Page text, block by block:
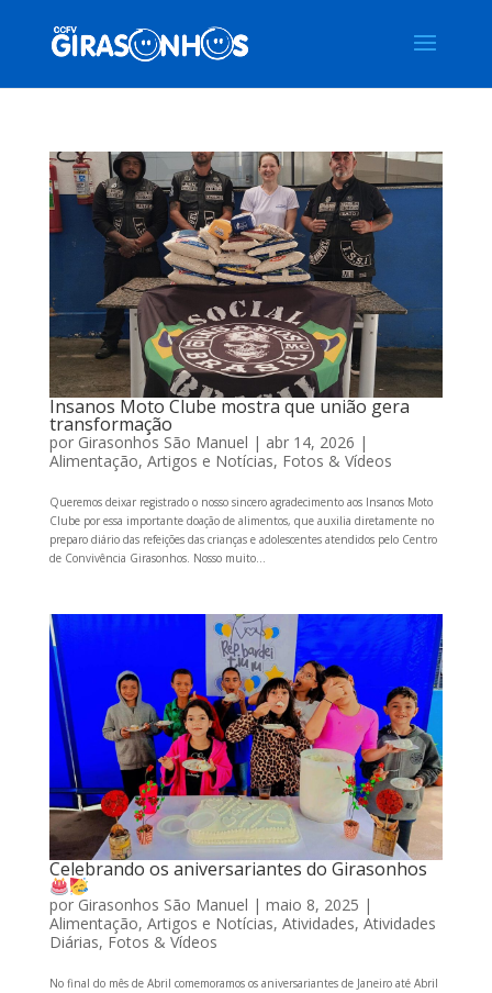
Insanos Moto Clube mostra que união gera
transformação
por Girasonhos São Manuel | abr 14, 2026 |
Alimentação, Artigos e Notícias, Fotos & Vídeos
Queremos deixar registrado o nosso sincero agradecimento aos Insanos Moto
Clube por essa importante doação de alimentos, que auxilia diretamente no
preparo diário das refeições das crianças e adolescentes atendidos pelo Centro
de Convivência Girasonhos. Nosso muito...
Celebrando os aniversariantes do Girasonhos
por Girasonhos São Manuel | maio 8, 2025 |
Alimentação, Artigos e Notícias, Atividades, Atividades
Diárias, Fotos & Vídeos
No final do mês de Abril comemoramos os aniversariantes de Janeiro até Abril